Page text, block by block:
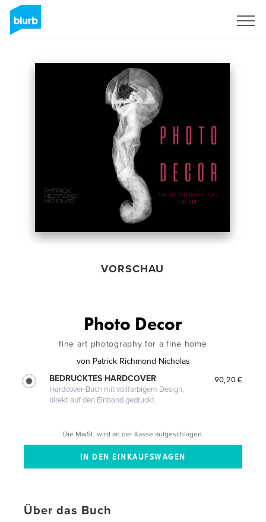
VORSCHAU
Photo Decor
fine art photography for a fine home
von Patrick Richmond Nicholas
BEDRUCKTES HARDCOVER
Hardcover-Buch mit vollfarbigem Design,
direkt auf den Einband gedruckt
90,20 €
Die MwSt. wird an der Kasse aufgeschlagen.
Über das Buch